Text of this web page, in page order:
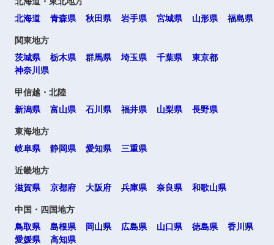
北海道
青森県 秋田県 岩手県 宮城県 山形県 福島県
関東地方
茨城県
栃木県 群馬県 埼玉県 千葉県
東京都
神奈川県
甲信越・北陸
新潟県
富山県 石川県 福井県 山梨県 長野県
東海地方
岐阜県
静岡県 愛知県 三重県
近畿地方
滋賀県
京都府 大阪府 兵庫県 奈良県 和歌山県
中国・四国地方
鳥取県
島根県 岡山県 広島県 山口県 徳島県
香川県
愛媛県
高知県